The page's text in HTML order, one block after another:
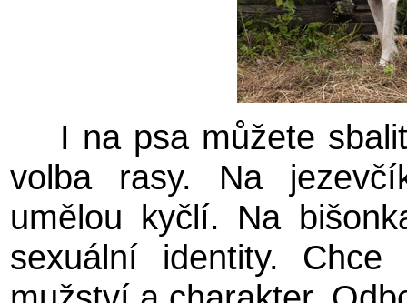
I na psa můžete
volba rasy. Na
umělou kyčlí. Na
sexuální identity.